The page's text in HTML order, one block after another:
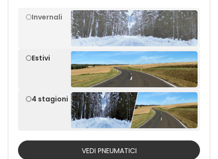
Invernali
Estivi
4 stagioni
VEDI PNEUMATICI